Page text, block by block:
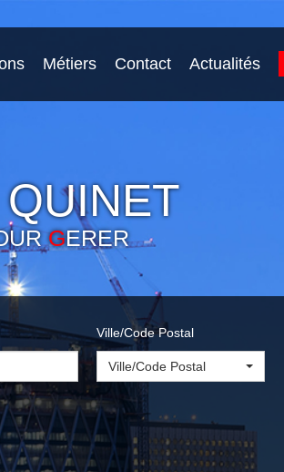
Métiers Contact Actualités
GERER
Ville/Code Postal
Ville/Code Postal